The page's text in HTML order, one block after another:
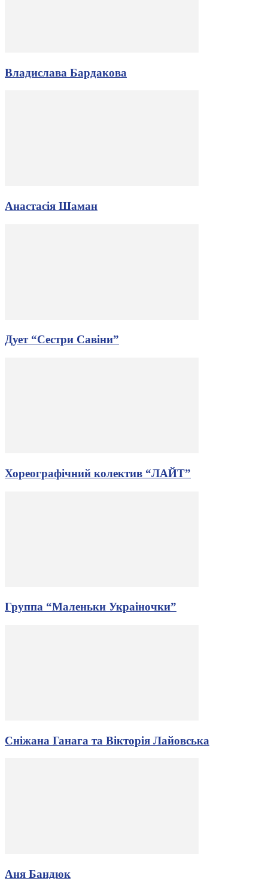
Владислава Бардакова
Анастасія Шаман
Дует “Сестри Савіни”
Хореографічний колектив “ЛАЙТ”
Группа “Маленьки Украіночки”
Сніжана Ганага та Вікторія Лайовська
Аня Бандюк